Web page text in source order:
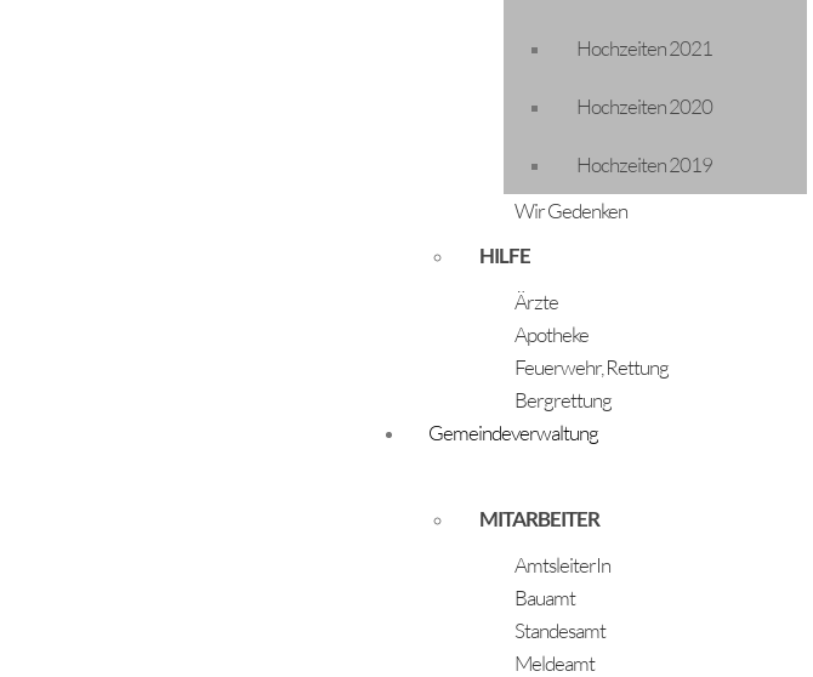
Hochzeiten 2021
Hochzeiten 2020
Hochzeiten 2019
Wir Gedenken
HILFE
Ärzte
Apotheke
Feuerwehr, Rettung
Bergrettung
Gemeindeverwaltung
MITARBEITER
AmtsleiterIn
Bauamt
Standesamt
Meldeamt